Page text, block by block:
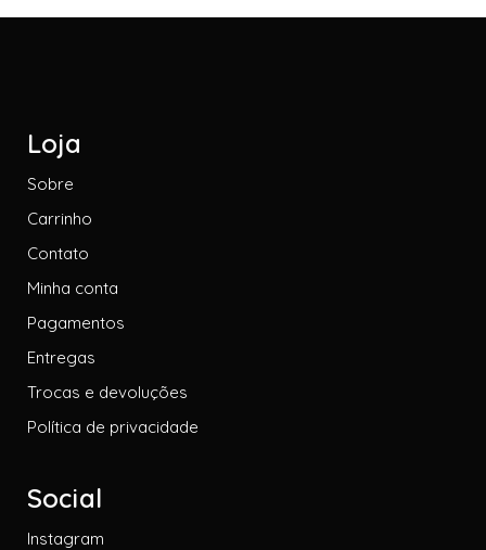
Loja
Sobre
Carrinho
Contato
Minha conta
Pagamentos
Entregas
Trocas e devoluções
Política de privacidade
Social
Instagram